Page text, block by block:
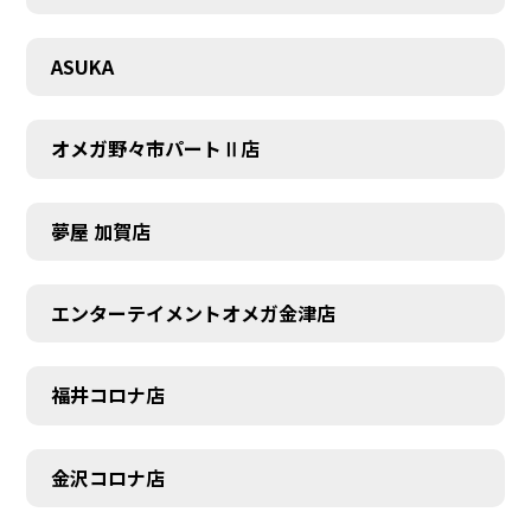
ASUKA
オメガ野々市パートⅡ店
夢屋 加賀店
エンターテイメントオメガ金津店
福井コロナ店
金沢コロナ店